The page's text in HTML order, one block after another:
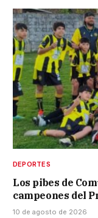
DEPORTES
Los pibes de
campeones del
10 de agosto de 2026